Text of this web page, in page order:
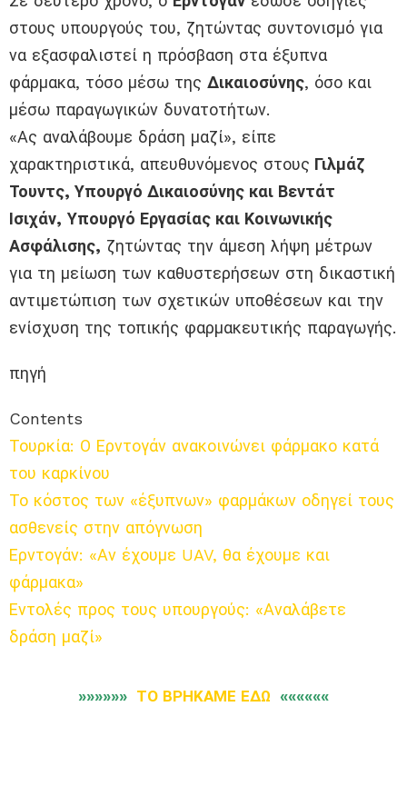
στους υπουργούς του, ζητώντας συντονισμό για
να εξασφαλιστεί η πρόσβαση στα έξυπνα
φάρμακα, τόσο μέσω της Δικαιοσύνης, όσο και
μέσω παραγωγικών δυνατοτήτων.
«Ας αναλάβουμε δράση μαζί», είπε
χαρακτηριστικά, απευθυνόμενος στους Γιλμάζ
Τουντς, Υπουργό Δικαιοσύνης και Βεντάτ
Ισιχάν, Υπουργό Εργασίας και Κοινωνικής
Ασφάλισης, ζητώντας την άμεση λήψη μέτρων
για τη μείωση των καθυστερήσεων στη δικαστική
αντιμετώπιση των σχετικών υποθέσεων και την
ενίσχυση της τοπικής φαρμακευτικής παραγωγής.
πηγή
Contents
Τουρκία: Ο Ερντογάν ανακοινώνει φάρμακο κατά
του καρκίνου
Το κόστος των «έξυπνων» φαρμάκων οδηγεί τους
ασθενείς στην απόγνωση
Ερντογάν: «Αν έχουμε UAV, θα έχουμε και
φάρμακα»
Εντολές προς τους υπουργούς: «Αναλάβετε
δράση μαζί»
»»»»»» ΤΟ ΒΡΗΚΑΜΕ ΕΔΩ ««««««